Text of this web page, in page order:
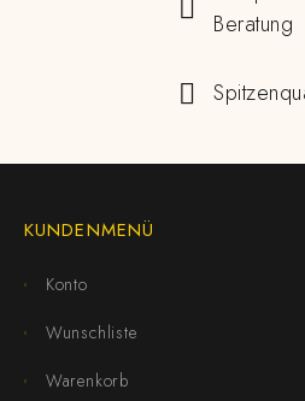
Beratung
KUNDENMENÜ
Konto
Wunschliste
Warenkorb